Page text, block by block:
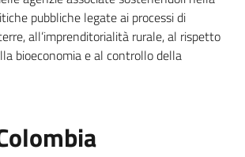
pubbliche legate ai processi di
all’imprenditorialità rurale, al rispetto
bioeconomia e al controllo della